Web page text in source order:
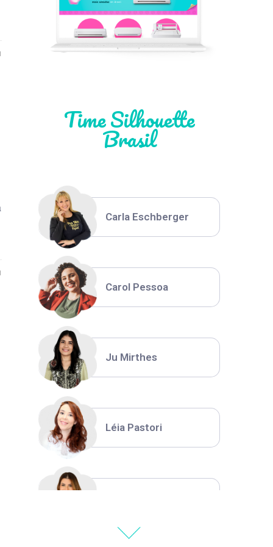
Time Silhouette
Brasil
Léia Pastori
Thiara Ney
Carla Eschberger
Carol Pessoa
Ju Mirthes
Léia Pastori